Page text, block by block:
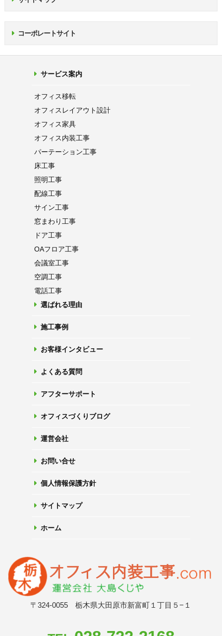
コーポレートサイト
サービス案内
オフィス移転
オフィス レイアウト設計
オフィス家具
オフィス内装工事
パーテーション工事
床工事
照明工事
配線工事
サイン工事
窓まわり工事
ドア工事
OAフロア工事
会議室工事
空調工事
電話工事
選ばれる理由
施工事例
お客様インタビュー
よくある質問
アフターサポート
オフィスづくりブログ
運営会社
お問い合せ
個人情報保護方針
サイトマップ
ホーム
〒324-0055 栃木県大田原市新富町１丁目５−１